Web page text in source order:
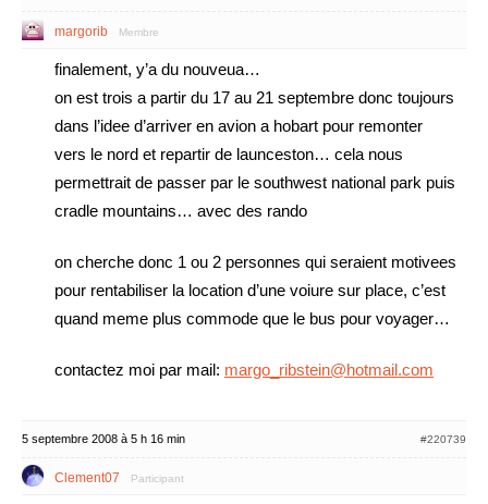
margorib Membre
finalement, y’a du nouveua…
on est trois a partir du 17 au 21 septembre donc toujours
dans l’idee d’arriver en avion a hobart pour remonter
vers le nord et repartir de launceston… cela nous
permettrait de passer par le southwest national park puis
cradle mountains… avec des rando
on cherche donc 1 ou 2 personnes qui seraient motivees
pour rentabiliser la location d’une voiure sur place, c’est
quand meme plus commode que le bus pour voyager…
contactez moi par mail: margo_ribstein@hotmail.com
5 septembre 2008 à 5 h 16 min #220739
Clement07 Participant